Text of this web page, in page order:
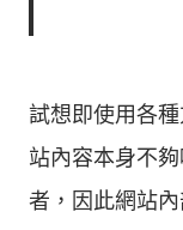
試想即使用各
站內容本身不
者，因此網站